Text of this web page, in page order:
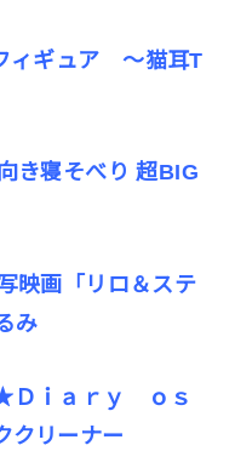
ィギュア ～猫耳T
き寝そべり 超BIG
映画「リロ＆ステ
み
Ｄｉａｒｙ ｏｓ
クリーナー